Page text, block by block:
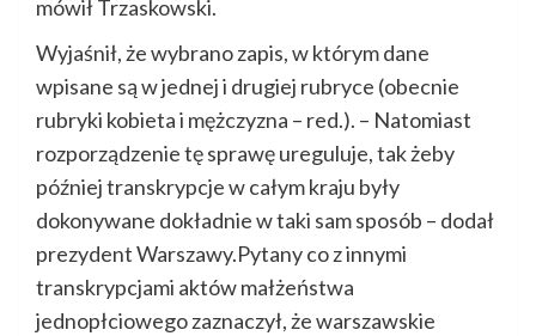
mówił Trzaskowski.
Wyjaśnił, że wybrano zapis, w którym dane
wpisane są w jednej i drugiej rubryce (obecnie
rubryki kobieta i mężczyzna – red.). – Natomiast
rozporządzenie tę sprawę ureguluje, tak żeby
później transkrypcje w całym kraju były
dokonywane dokładnie w taki sam sposób – dodał
prezydent Warszawy.Pytany co z innymi
transkrypcjami aktów małżeństwa
jednopłciowego zaznaczył, że warszawskie